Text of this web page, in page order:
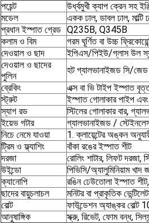
পয়েন্ট
উর্ধ্বমুখী ক্যাপ ক্রেন সহ
মডেল
একক ঢাল, ডাবল ঢাল,
প্রধান ইস্পাত গ্রেড Q235B, Q345B
কলাম ও বিম
গরম ঘূর্ণিত বা উচ্চ
দেওয়াল ও ছাদ
ইপিএস/পিইউ/গ্লাস উল
দেওয়াল ও ছাদের
পুলিন
হট গ্যালভানাইজড সি/
ব্রেকিং
এক্স বা ভি টাইপ ইস্পাত
স্ট্রুট
ইস্পাত গোলাকার পাইপ
স্যাগ রড
স্টিলের গোলাকার বার,
ইয়েভ গটার
গ্যালভানাইজড /
নিচে নেমে যাওয়া
1. ক্লায়েন্টের অঙ্কন
ট্রিম ও ফ্ল্যাশিং
বাঁকা রঙের ইস্পাত শীট
দরজা
রোলিং শাটার, লিফট দরজা,
উইন্ডো
পিভিসি/অ্যালুমিনিয়াম খাদ
ক্যানোপি
রঙিন ঢেউতোলা ইস্পাত
ছাদের বায়ুচলাচল
মনিটর বা প্রাকৃতিক
বোল্ট
ফাউন্ডেশন অ্যাঙ্কর বোল্ট
আনুষাঙ্গিক
স্ক্রু, রিভেট, ফোম বন্ধ,